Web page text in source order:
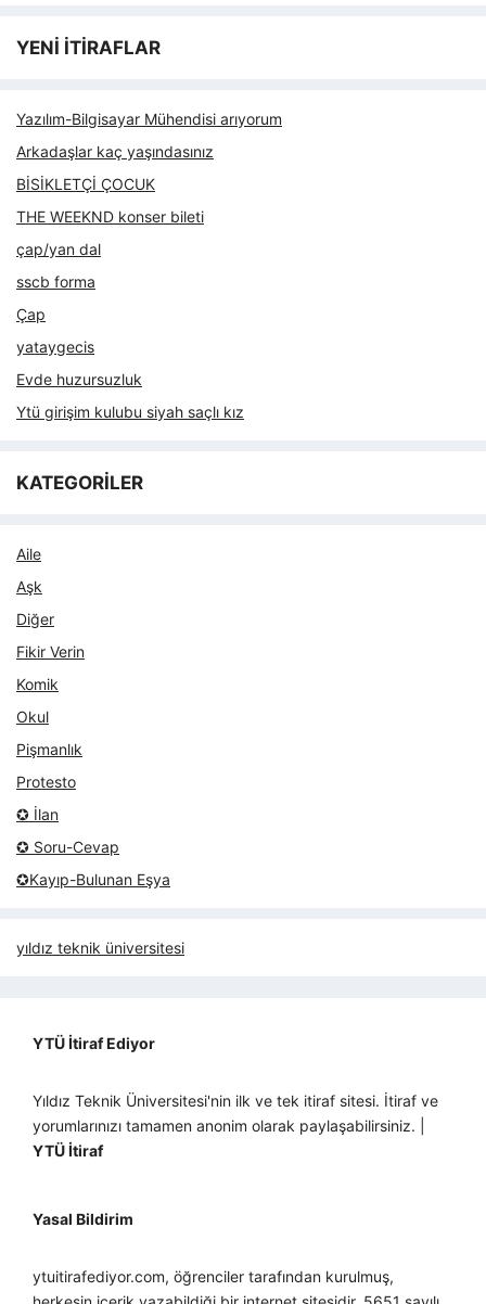
YENİ İTİRAFLAR
Yazılım-Bilgisayar Mühendisi arıyorum
Arkadaşlar kaç yaşındasınız
BİSİKLETÇİ ÇOCUK
THE WEEKND konser bileti
çap/yan dal
sscb forma
Çap
yataygecis
Evde huzursuzluk
Ytü girişim kulubu siyah saçlı kız
KATEGORİLER
Aile
Aşk
Diğer
Fikir Verin
Komik
Okul
Pişmanlık
Protesto
✪ İlan
✪ Soru-Cevap
✪Kayıp-Bulunan Eşya
yıldız teknik üniversitesi
YTÜ İtiraf Ediyor
Yıldız Teknik Üniversitesi'nin ilk ve tek itiraf sitesi. İtiraf ve
yorumlarınızı tamamen anonim olarak paylaşabilirsiniz. |
YTÜ İtiraf
Yasal Bildirim
ytuitirafediyor.com, öğrenciler tarafından kurulmuş,